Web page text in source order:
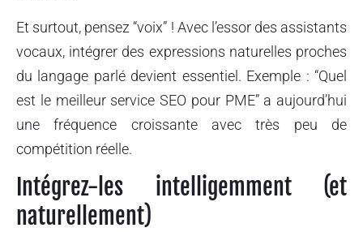
Et surtout, pensez “voix” ! Avec l’essor des assistants
vocaux, intégrer des expressions naturelles proches
du langage parlé devient essentiel. Exemple : “Quel
est le meilleur service SEO pour PME” a aujourd’hui
une fréquence croissante avec très peu de
compétition réelle.
Intégrez-les intelligemment (et
naturellement)